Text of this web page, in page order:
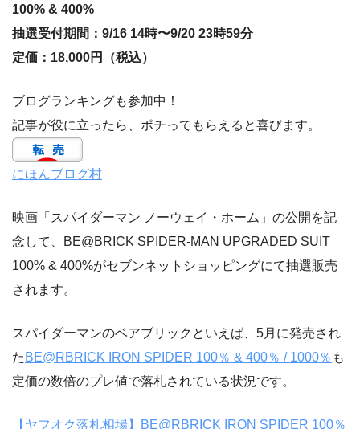
100% & 400%
抽選受付期間：9/16 14時〜9/20 23時59分
定価：18,000円（税込）
ブログランキングも参加中！
記事が役に立ったら、ポチってもらえると喜びます。
にほんブログ村
映画「スパイダーマン ノーウェイ・ホーム」の公開を記
念して、BE@BRICK SPIDER-MAN UPGRADED SUIT
100% & 400%がセブンネットショッピングにて抽選販売
されます。
スパイダーマンのベアブリックといえば、5月に発売され
た BE@RBRICK IRON SPIDER 100％ & 400％ / 1000％ も
定価の数倍のプレ値で落札されている状況です。
【ヤフオク落札相場】BE@RBRICK IRON SPIDER 100％